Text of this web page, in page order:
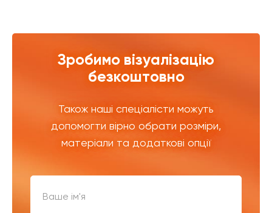
Зробимо візуалізацію
безкоштовно
Також наші спеціалісти можуть
допомогти вірно обрати розміри,
матеріали та додаткові опції